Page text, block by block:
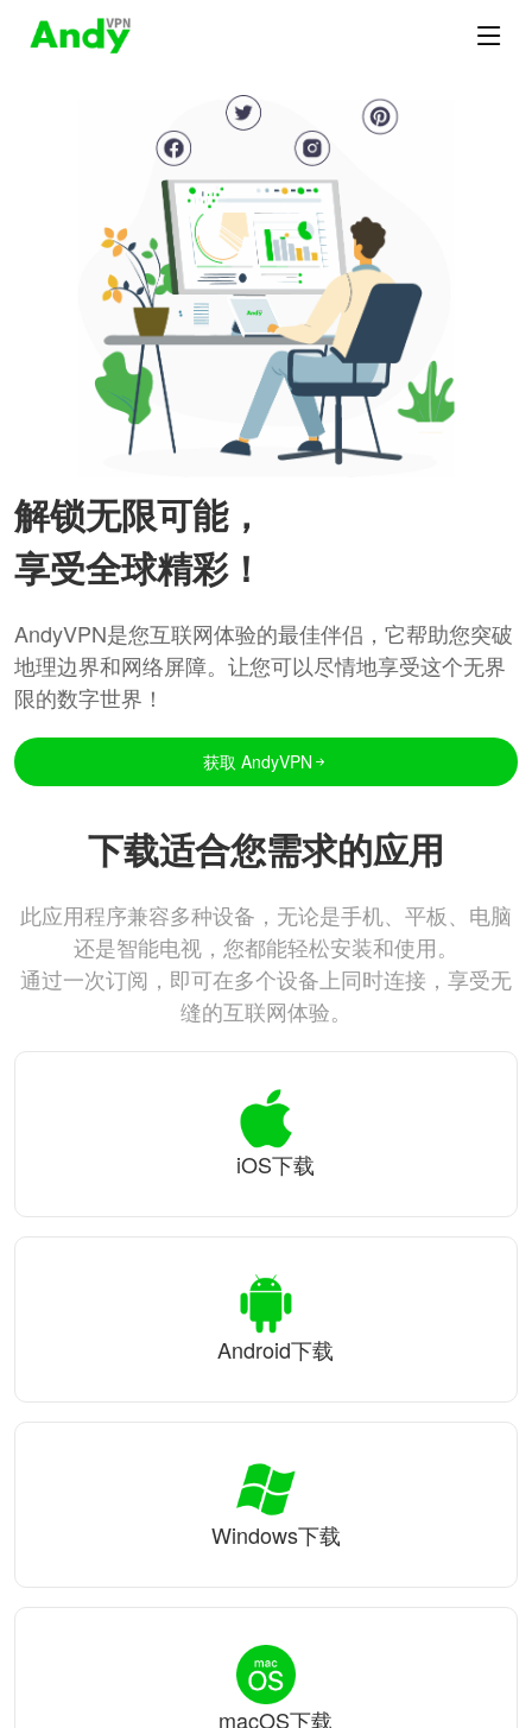
解锁无限可能，
享受全球精彩！
AndyVPN是您互联网体验的最佳伴侣，它帮助您突破
地理边界和网络屏障。让您可以尽情地享受这个无界
限的数字世界！
获取 AndyVPN
下载适合您需求的应用
此应用程序兼容多种设备，无论是手机、平板、电脑
还是智能电视，您都能轻松安装和使用。
通过一次订阅，即可在多个设备上同时连接，享受无
缝的互联网体验。
iOS下载
Android下载
Windows下载
macOS下载